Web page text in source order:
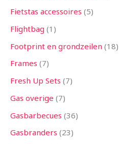
Fietstas accessoires 5
Flightbag 1
Footprint en grondzeilen 18
Frames 7
Fresh Up Sets 7
Gas overige 7
Gasbarbecues 36
Gasbranders 23